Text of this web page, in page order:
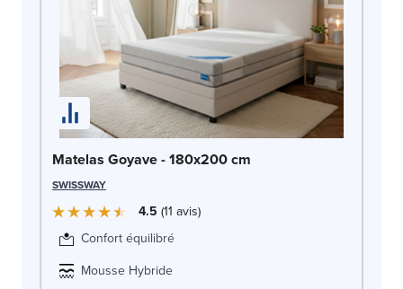
Matelas Goyave - 180x200 cm
SWISSWAY
4.5 11 avis
Confort équilibré
Mousse Hybride